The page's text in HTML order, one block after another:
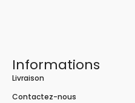
Informations
Livraison
Contactez-nous